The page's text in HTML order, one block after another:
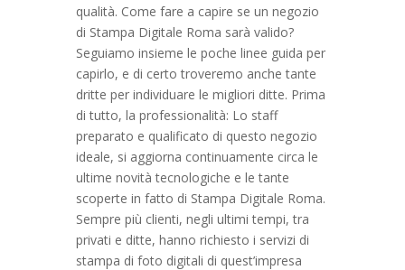
qualità. Come fare a capire se un negozio
di Stampa Digitale Roma sarà valido?
Seguiamo insieme le poche linee guida per
capirlo, e di certo troveremo anche tante
dritte per individuare le migliori ditte. Prima
di tutto, la professionalità: Lo staff
preparato e qualificato di questo negozio
ideale, si aggiorna continuamente circa le
ultime novità tecnologiche e le tante
scoperte in fatto di Stampa Digitale Roma.
Sempre più clienti, negli ultimi tempi, tra
privati e ditte, hanno richiesto i servizi di
stampa di foto digitali di quest’impresa